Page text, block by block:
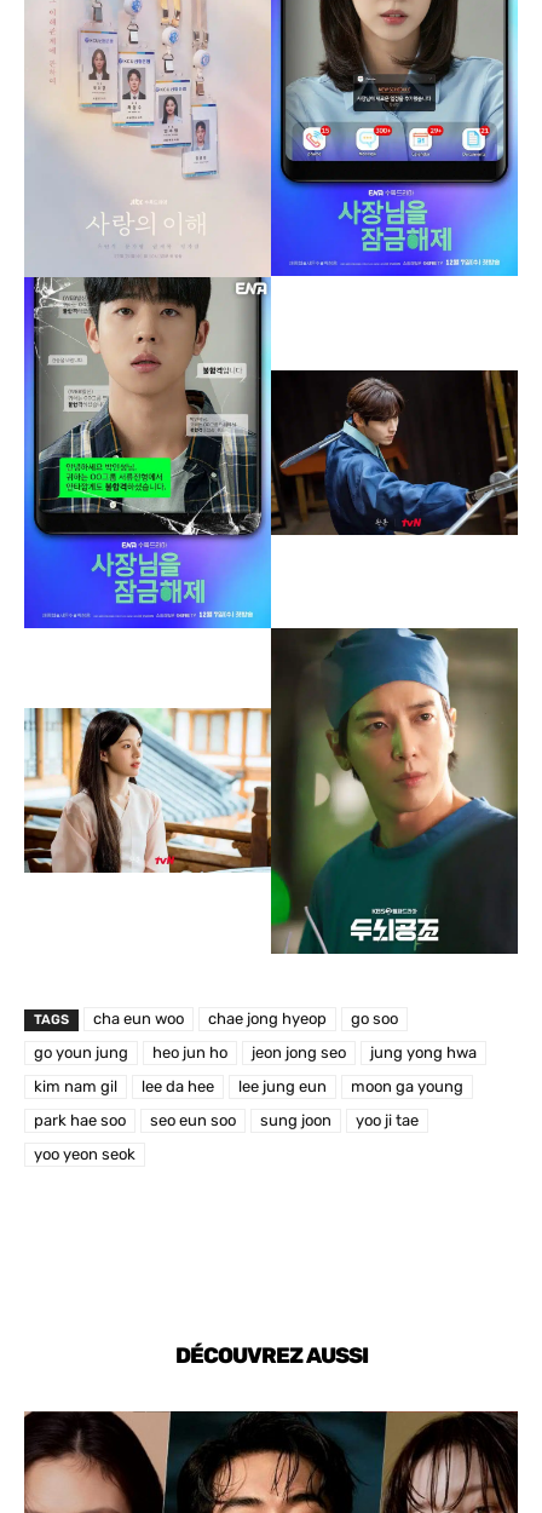
TAGS cha eun woo chae jong hyeop
go soo
go youn jung
heo jun ho jeon jong seo
jung yong hwa
kim nam gil
lee da hee lee jung eun
moon ga young
park hae soo
seo eun soo sung joon
yoo ji tae
yoo yeon seok
DÉCOUVREZ AUSSI